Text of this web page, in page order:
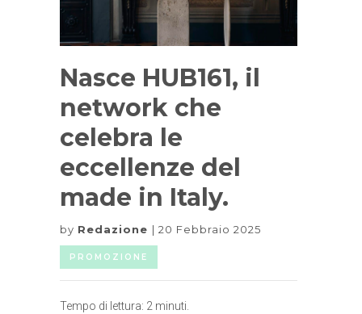
Nasce HUB161, il
network che
celebra le
eccellenze del
made in Italy.
by Redazione 20 Febbraio 2025
PROMOZIONE
Tempo di lettura: 2 minuti.